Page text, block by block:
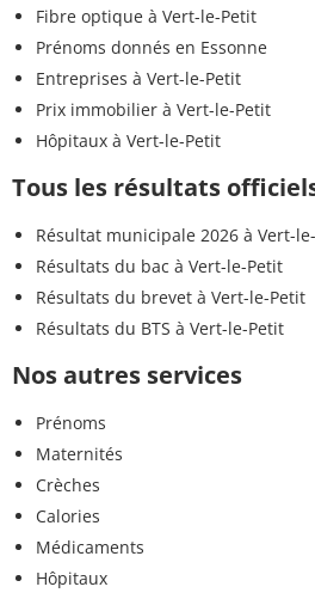
Fibre optique à Vert-le-Petit
Prénoms donnés en Essonne
Entreprises à Vert-le-Petit
Prix immobilier à Vert-le-Petit
Hôpitaux à Vert-le-Petit
Tous les résultats
Résultat municipale 2026 à Vert-
Résultats du bac à Vert-le-Petit
Résultats du brevet à Vert-le-Petit
Résultats du BTS à Vert-le-Petit
Nos autres services
Prénoms
Maternités
Crèches
Calories
Médicaments
Hôpitaux